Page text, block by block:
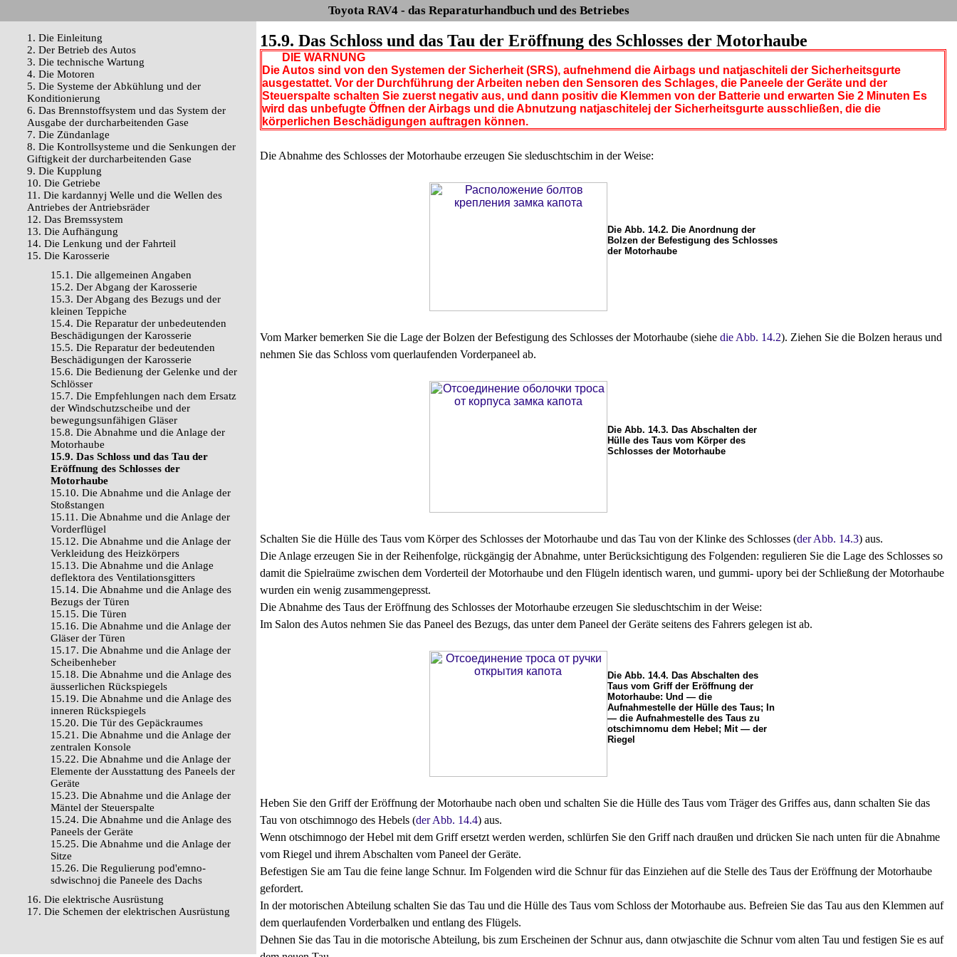
Toyota RAV4 - das Reparaturhandbuch und des Betriebes
1. Die Einleitung
2. Der Betrieb des Autos
3. Die technische Wartung
4. Die Motoren
5. Die Systeme der Abkühlung und der
Konditionierung
6. Das Brennstoffsystem und das System der
Ausgabe der durcharbeitenden Gase
7. Die Zündanlage
8. Die Kontrollsysteme und die Senkungen der
Giftigkeit der durcharbeitenden Gase
9. Die Kupplung
10. Die Getriebe
11. Die kardannyj Welle und die Wellen des
Antriebes der Antriebsräder
12. Das Bremssystem
13. Die Aufhängung
14. Die Lenkung und der Fahrteil
15. Die Karosserie
15.1. Die allgemeinen Angaben
15.2. Der Abgang der Karosserie
15.3. Der Abgang des Bezugs und der
kleinen Teppiche
15.4. Die Reparatur der unbedeutenden
Beschädigungen der Karosserie
15.5. Die Reparatur der bedeutenden
Beschädigungen der Karosserie
15.6. Die Bedienung der Gelenke und der
Schlösser
15.7. Die Empfehlungen nach dem Ersatz
der Windschutzscheibe und der
bewegungsunfähigen Gläser
15.8. Die Abnahme und die Anlage der
Motorhaube
15.9. Das Schloss und das Tau der
Eröffnung des Schlosses der
Motorhaube
15.10. Die Abnahme und die Anlage der
Stoßstangen
15.11. Die Abnahme und die Anlage der
Vorderflügel
15.12. Die Abnahme und die Anlage der
Verkleidung des Heizkörpers
15.13. Die Abnahme und die Anlage
deflektora des Ventilationsgitters
15.14. Die Abnahme und die Anlage des
Bezugs der Türen
15.15. Die Türen
15.16. Die Abnahme und die Anlage der
Gläser der Türen
15.17. Die Abnahme und die Anlage der
Scheibenheber
15.18. Die Abnahme und die Anlage des
äusserlichen Rückspiegels
15.19. Die Abnahme und die Anlage des
inneren Rückspiegels
15.20. Die Tür des Gepäckraumes
15.21. Die Abnahme und die Anlage der
zentralen Konsole
15.22. Die Abnahme und die Anlage der
Elemente der Ausstattung des Paneels der
Geräte
15.23. Die Abnahme und die Anlage der
Mäntel der Steuerspalte
15.24. Die Abnahme und die Anlage des
Paneels der Geräte
15.25. Die Abnahme und die Anlage der
Sitze
15.26. Die Regulierung pod'emno-
sdwischnoj die Paneele des Dachs
16. Die elektrische Ausrüstung
17. Die Schemen der elektrischen Ausrüstung
15.9. Das Schloss und das Tau der Eröffnung des Schlosses der Motorhaube
DIE WARNUNG
Die Autos sind von den Systemen der Sicherheit (SRS), aufnehmend die Airbags und natjaschiteli der Sicherheitsgurte
ausgestattet. Vor der Durchführung der Arbeiten neben den Sensoren des Schlages, die Paneele der Geräte und der
Steuerspalte schalten Sie zuerst negativ aus, und dann positiv die Klemmen von der Batterie und erwarten Sie 2 Minuten Es
wird das unbefugte Öffnen der Airbags und die Abnutzung natjaschitelej der Sicherheitsgurte ausschließen, die die
körperlichen Beschädigungen auftragen können.
Die Abnahme des Schlosses der Motorhaube erzeugen Sie sleduschtschim in der Weise:
Die Abb. 14.2. Die Anordnung der
Bolzen der Befestigung des Schlosses
der Motorhaube
Vom Marker bemerken Sie die Lage der Bolzen der Befestigung des Schlosses der Motorhaube (siehe die Abb. 14.2). Ziehen Sie die Bolzen heraus und
nehmen Sie das Schloss vom querlaufenden Vorderpaneel ab.
Die Abb. 14.3. Das Abschalten der
Hülle des Taus vom Körper des
Schlosses der Motorhaube
Schalten Sie die Hülle des Taus vom Körper des Schlosses der Motorhaube und das Tau von der Klinke des Schlosses (der Abb. 14.3) aus.
Die Anlage erzeugen Sie in der Reihenfolge, rückgängig der Abnahme, unter Berücksichtigung des Folgenden: regulieren Sie die Lage des Schlosses so
damit die Spielraüme zwischen dem Vorderteil der Motorhaube und den Flügeln identisch waren, und gummi- upory bei der Schließung der Motorhaube
wurden ein wenig zusammengepresst.
Die Abnahme des Taus der Eröffnung des Schlosses der Motorhaube erzeugen Sie sleduschtschim in der Weise:
Im Salon des Autos nehmen Sie das Paneel des Bezugs, das unter dem Paneel der Geräte seitens des Fahrers gelegen ist ab.
Die Abb. 14.4. Das Abschalten des
Taus vom Griff der Eröffnung der
Motorhaube: Und — die
Aufnahmestelle der Hülle des Taus; In
— die Aufnahmestelle des Taus zu
otschimnomu dem Hebel; Mit — der
Riegel
Heben Sie den Griff der Eröffnung der Motorhaube nach oben und schalten Sie die Hülle des Taus vom Träger des Griffes aus, dann schalten Sie das
Tau von otschimnogo des Hebels (der Abb. 14.4) aus.
Wenn otschimnogo der Hebel mit dem Griff ersetzt werden werden, schlürfen Sie den Griff nach draußen und drücken Sie nach unten für die Abnahme
vom Riegel und ihrem Abschalten vom Paneel der Geräte.
Befestigen Sie am Tau die feine lange Schnur. Im Folgenden wird die Schnur für das Einziehen auf die Stelle des Taus der Eröffnung der Motorhaube
gefordert.
In der motorischen Abteilung schalten Sie das Tau und die Hülle des Taus vom Schloss der Motorhaube aus. Befreien Sie das Tau aus den Klemmen auf
dem querlaufenden Vorderbalken und entlang des Flügels.
Dehnen Sie das Tau in die motorische Abteilung, bis zum Erscheinen der Schnur aus, dann otwjaschite die Schnur vom alten Tau und festigen Sie es auf